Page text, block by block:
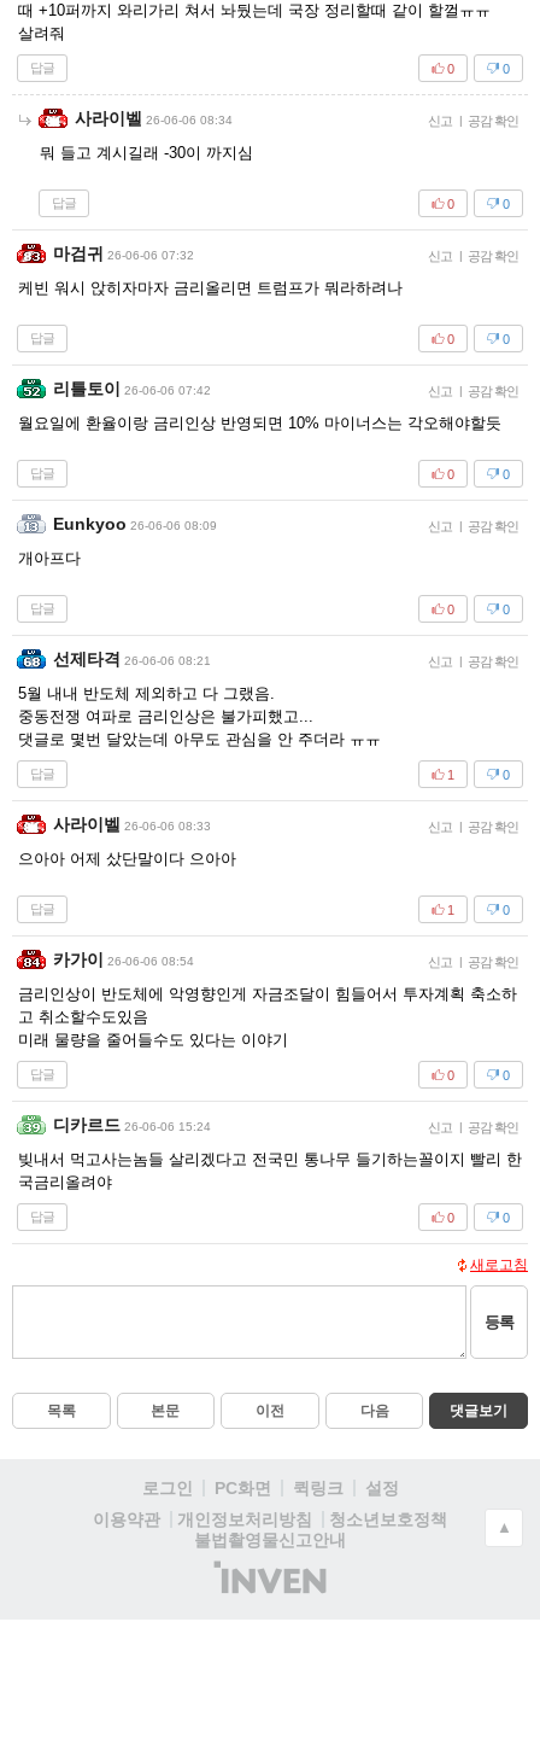
때 +10퍼까지 와리가리 쳐서 놔뒀는데 국장 정리할때 같이 할껄ㅠㅠ
살려줘
답글 0
0
사라이벨 26-06-06 08:34 신고 | 공감 확인
뭐 들고 계시길래 -30이 까지심
답글 0
0
마검귀 26-06-06 07:32 신고 | 공감 확인
케빈 워시 앉히자마자 금리올리면 트럼프가 뭐라하려나
답글 0
0
리틀토이 26-06-06 07:42 신고 | 공감 확인
월요일에 환율이랑 금리인상 반영되면 10% 마이너스는 각오해야할듯
답글 0
0
Eunkyoo 26-06-06 08:09 신고 | 공감 확인
개아프다
답글 0
0
선제타격 26-06-06 08:21 신고 | 공감 확인
5월 내내 반도체 제외하고 다 그랬음.
중동전쟁 여파로 금리인상은 불가피했고...
댓글로 몇번 달았는데 아무도 관심을 안 주더라 ㅠㅠ
답글 0
1
사라이벨 26-06-06 08:33 신고 | 공감 확인
으아아 어제 샀단말이다 으아아
답글 0
1
카가이 26-06-06 08:54 신고 | 공감 확인
금리인상이 반도체에 악영향인게 자금조달이 힘들어서 투자계획 축소하
고 취소할수도있음
미래 물량을 줄어들수도 있다는 이야기
답글 0
0
디카르드 26-06-06 15:24 신고 | 공감 확인
빚내서 먹고사는놈들 살리겠다고 전국민 통나무 들기하는꼴이지 빨리 한
국금리올려야
답글 0
0
새로고침
등록
목록 본문 이전 다음 댓글보기
로그인 PC화면 퀵링크
설정
이용약관
개인정보처리방침
청소년보호정책
불법촬영물신고안내
(주)
인
▲